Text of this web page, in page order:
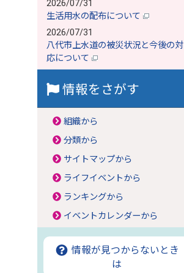
2026/07/31
生活用水の配布について
2026/07/31
八代市上水道の被災状況と今後の対
応について
情報をさがす
組織から
分類から
サイトマップから
ライフイベントから
ランキングから
イベントカレンダーから
情報が見つからないとき
は